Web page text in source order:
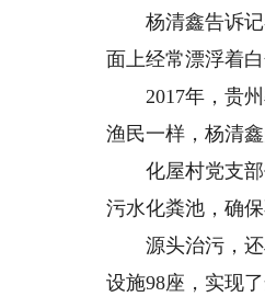
杨清鑫告诉记
面上经常漂浮着
2017年，贵州
渔民一样，杨清
化屋村党支部
污水化粪池，确
源头治污，还
设施98座，实现